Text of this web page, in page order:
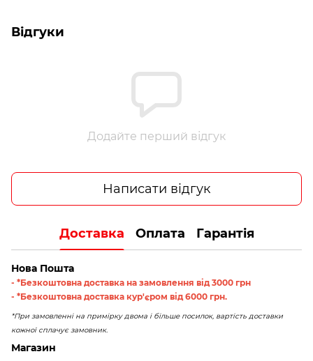
Відгуки
Додайте перший відгук
Написати відгук
Доставка Оплата Гарантія
Нова Пошта
- *Безкоштовна доставка на замовлення від 3000 грн
- *Безкоштовна доставка кур'єром від 6000 грн.
*При замовленні на примірку двома і більше посилок, вартість доставки
кожної сплачує замовник.
Магазин